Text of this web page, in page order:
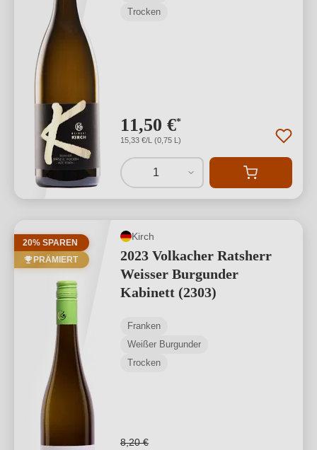
Trocken
11,50 €*
15,33 €/L (0,75 L)
1
20% SPAREN
PRÄMIERT
Kirch
2023 Volkacher Ratsherr
Weisser Burgunder
Kabinett (2303)
Franken
Weißer Burgunder
Trocken
8,20 €